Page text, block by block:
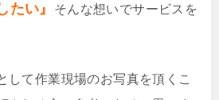
たい』
そんな想いでサービスを
して作業現場のお写真を頂くこ